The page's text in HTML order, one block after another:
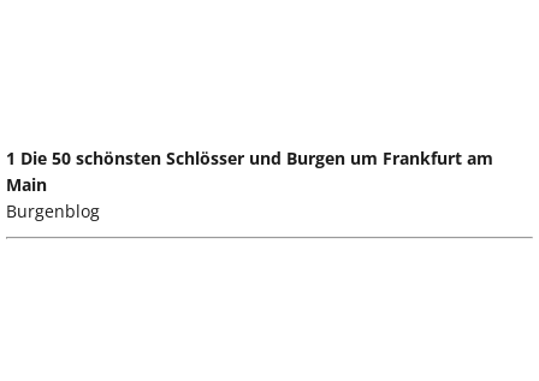
1 Die 50 schönsten Schlösser und Burgen um Frankfurt am
Main
Burgenblog